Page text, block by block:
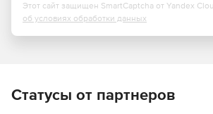
Встроенный антиспам, не требующий
(действует с момента установки),
Этот сайт защищен SmartCaptcha от Yandex
об условиях обработки данных
Статусы от партнеров